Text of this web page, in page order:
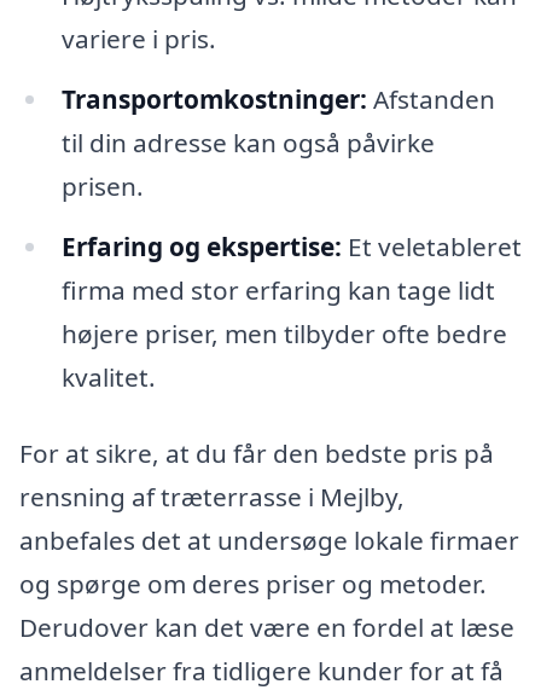
variere i pris.
Transportomkostninger: Afstanden
til din adresse kan også påvirke
prisen.
Erfaring og ekspertise: Et veletableret
firma med stor erfaring kan tage lidt
højere priser, men tilbyder ofte bedre
kvalitet.
For at sikre, at du får den bedste pris på
rensning af træterrasse i Mejlby,
anbefales det at undersøge lokale firmaer
og spørge om deres priser og metoder.
Derudover kan det være en fordel at læse
anmeldelser fra tidligere kunder for at få